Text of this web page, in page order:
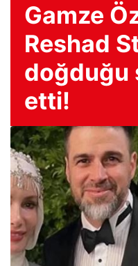
Gamze
Reshad
doğduğu
etti!